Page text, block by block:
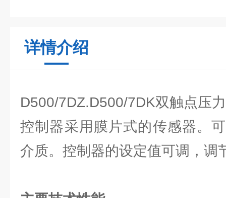
详情介绍
D500/7DZ.D500/7DK双触点压
控制器采用膜片式的传感器。
介质。控制器的设定值可调，